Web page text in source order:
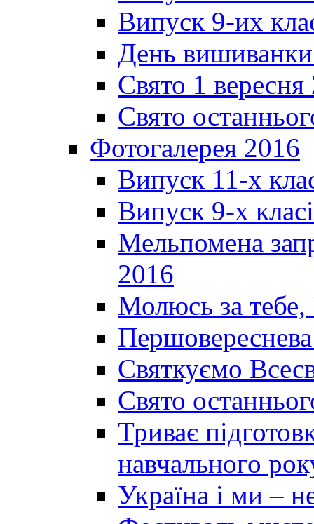
Випуск 9-их
День
Свято 1 вересня
Свято
Фотогалерея 2016
Випуск 11-х
Випуск 9-х
Мельпомена
2016
Молюсь за тебе,
Святкуємо
Свято
Триває
навчального
Україна і ми –